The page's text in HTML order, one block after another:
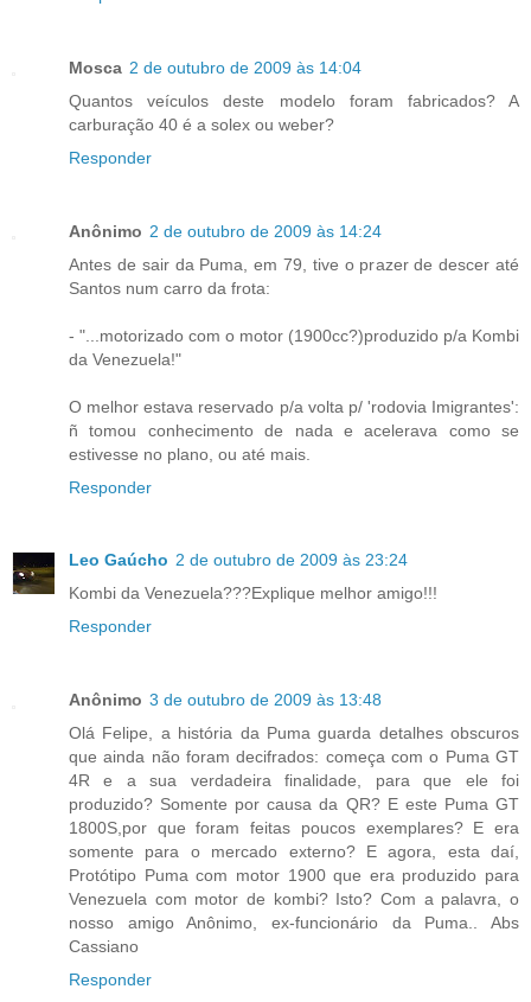
Mosca 2 de outubro de 2009 às 14:04
Quantos veículos deste modelo foram fabricados? A
carburação 40 é a solex ou weber?
Responder
Anônimo 2 de outubro de 2009 às 14:24
Antes de sair da Puma, em 79, tive o prazer de descer até
Santos num carro da frota:
- "...motorizado com o motor (1900cc?)produzido p/a Kombi
da Venezuela!"
O melhor estava reservado p/a volta p/ 'rodovia Imigrantes':
ñ tomou conhecimento de nada e acelerava como se
estivesse no plano, ou até mais.
Responder
Leo Gaúcho 2 de outubro de 2009 às 23:24
Kombi da Venezuela???Explique melhor amigo!!!
Responder
Anônimo 3 de outubro de 2009 às 13:48
Olá Felipe, a história da Puma guarda detalhes obscuros
que ainda não foram decifrados: começa com o Puma GT
4R e a sua verdadeira finalidade, para que ele foi
produzido? Somente por causa da QR? E este Puma GT
1800S,por que foram feitas poucos exemplares? E era
somente para o mercado externo? E agora, esta daí,
Protótipo Puma com motor 1900 que era produzido para
Venezuela com motor de kombi? Isto? Com a palavra, o
nosso amigo Anônimo, ex-funcionário da Puma.. Abs
Cassiano
Responder